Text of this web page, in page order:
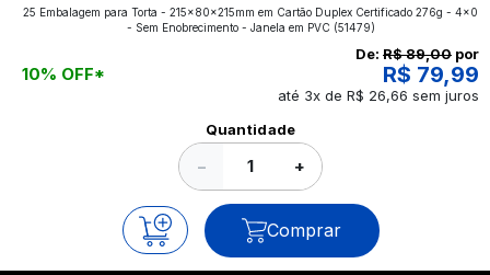
aplicados nos impressos da gráfica FuturaIM? Então,
continue a leitura que vamos revelar para você!
25 Embalagem para Torta - 215x80x215mm em Cartão Duplex Certificado 276g - 4x0
- Sem Enobrecimento - Janela em PVC (51479)
10% OFF*
De: R$ 89,00 por
R$ 79,99
até 3x de R$ 26,66 sem juros
Quantidade
− +
Comprar